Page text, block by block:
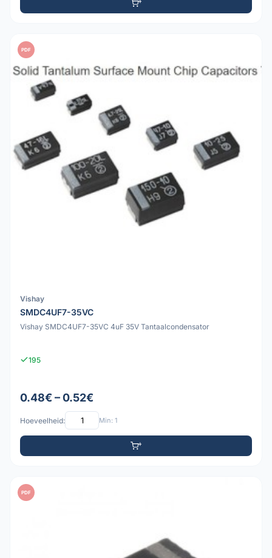
PDF
Vishay
SMDC4UF7-35VC
Vishay SMDC4UF7-35VC 4uF 35V Tantaalcondensator
195
0.48€ – 0.52€
Hoeveelheid: Min: 1
PDF